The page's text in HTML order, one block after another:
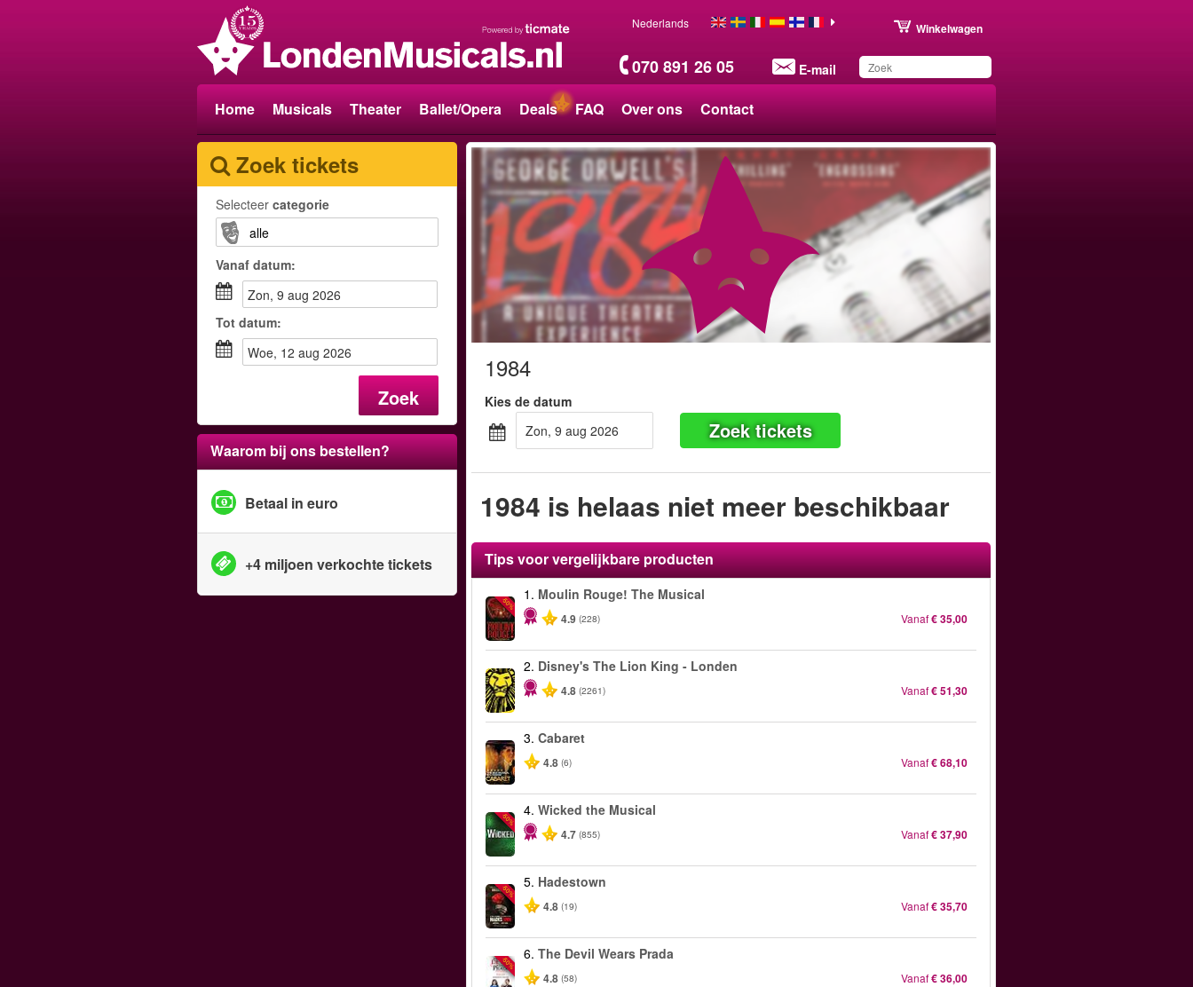
070 891 26 05 E-mail
Winkelwagen
Nederlands
Home Musicals Theater Ballet/Opera Deals FAQ Over ons Contact
Dit product is
toegevoegd aan uw
wensenlijst.
Zoek tickets
Selecteer categorie
Vanaf datum:
zon, 9 aug 2026
Tot datum:
woe, 12 aug 2026
Zoek
Waarom bij ons bestellen?
Betaal in euro
+4 miljoen verkochte tickets
1984
Kies de datum
zon, 9 aug 2026
Zoek tickets
1984 is helaas niet meer beschikbaar
Tips voor vergelijkbare producten
-50%
1. Moulin Rouge! The Musical
4.9 (228) Vanaf€ 35,00
2. Disney's The Lion King - Londen
4.8 (2261) Vanaf€ 51,30
3.Cabaret
4.8 (6) Vanaf€ 68,10
-50%
4.Wicked the Musical
4.7 (855) Vanaf€ 37,90
-50%
5. Hadestown
4.8 (19) Vanaf€ 35,70
-50%
6.The Devil Wears Prada
4.8 (58) Vanaf€ 36,00